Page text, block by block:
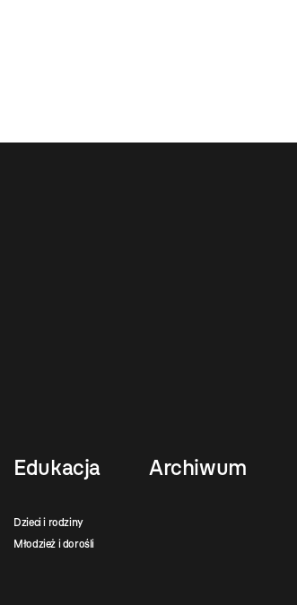
Edukacja
Dzieci i rodziny
Młodzież i dorośli
Archiwum